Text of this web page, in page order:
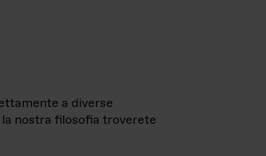
a diverse
nostra filosofia troverete